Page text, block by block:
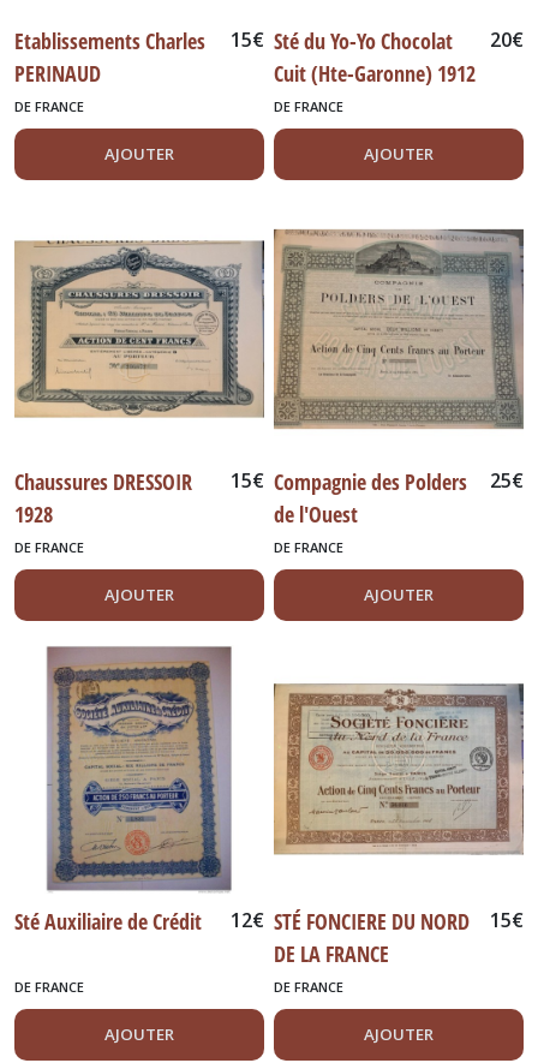
Etablissements Charles
PERINAUD
15€
DE FRANCE
AJOUTER
Sté du Yo-Yo Chocolat
Cuit (Hte-Garonne) 1912
20€
DE FRANCE
AJOUTER
Chaussures DRESSOIR
1928
15€
DE FRANCE
AJOUTER
Compagnie des Polders
de l'Ouest
25€
DE FRANCE
AJOUTER
Sté Auxiliaire de Crédit 12€
DE FRANCE
AJOUTER
STÉ FONCIERE DU NORD
DE LA FRANCE
15€
DE FRANCE
AJOUTER